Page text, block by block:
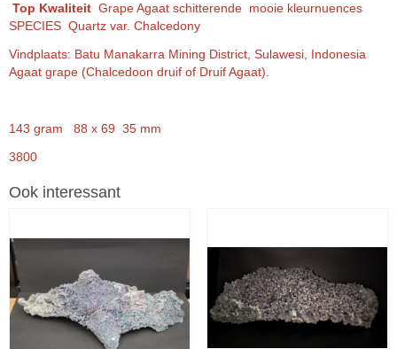
Top Kwaliteit Grape Agaat schitterende mooie kleurnuences
SPECIES Quartz var. Chalcedony
Vindplaats: Batu Manakarra Mining District, Sulawesi, Indonesia
Agaat grape (Chalcedoon druif of Druif Agaat).
143 gram 88 x 69 35 mm
3800
Ook interessant